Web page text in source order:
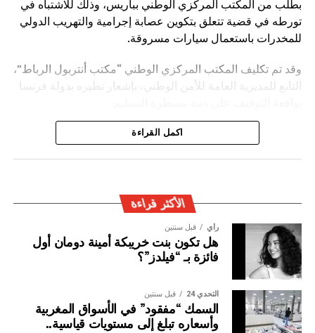
بطلب من المكتب المركزي الوطني بباريس، وذلك للاشتباه في
تورطه في قضية تتعلق بتكوين عصابة إجرامية والتهريب الدولي
للمخدرات باستعمال سيارات مسروقة.
وقد تم تكليف المكتب المركزي الوطني “مكتب أنتربول الرباط”،
التابع للمديرية العامة للأمن الوطني، بإشعار نظيره بدولة فرنسا
ويأتي توقيف المشتبه به في سياق التزام المصالح الأمنية
اكمل القراءة
الأكثر قراءة
رأي قبل سنتين
هل تكون بنت خريبكة أمينة دومان أول
فائزة بـ “فيلدز”؟
التحدي 24 قبل سنتين
السمك “مفقود” في الأسواق المغربية
وأسعاره تبلغ إلى مستويات قياسية..